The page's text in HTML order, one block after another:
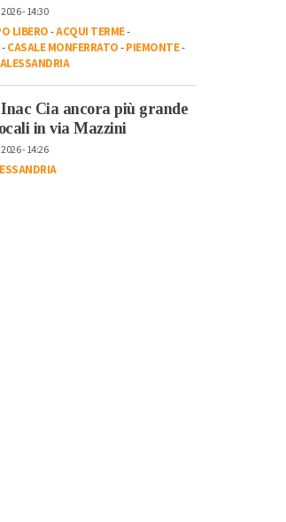
- 14:30
LIBERO-ACQUI TERME-
-CASALE MONFERRATO-PIEMONTE-
Cia ancora più grande
in via Mazzini
- 14:26